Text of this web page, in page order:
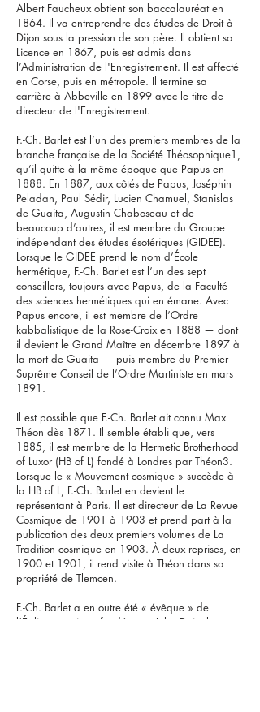
Albert Faucheux obtient son baccalauréat en
1864. Il va entreprendre des études de Droit à
Dijon sous la pression de son père. Il obtient sa
Licence en 1867, puis est admis dans
l’Administration de l'Enregistrement. Il est affecté
en Corse, puis en métropole. Il termine sa
carrière à Abbeville en 1899 avec le titre de
directeur de l'Enregistrement.
F.-Ch. Barlet est l’un des premiers membres de la
branche française de la Société Théosophique1,
qu’il quitte à la même époque que Papus en
1888. En 1887, aux côtés de Papus, Joséphin
Peladan, Paul Sédir, Lucien Chamuel, Stanislas
de Guaita, Augustin Chaboseau et de
beaucoup d’autres, il est membre du Groupe
indépendant des études ésotériques (GIDEE).
Lorsque le GIDEE prend le nom d’École
hermétique, F.-Ch. Barlet est l’un des sept
conseillers, toujours avec Papus, de la Faculté
des sciences hermétiques qui en émane. Avec
Papus encore, il est membre de l’Ordre
kabbalistique de la Rose-Croix en 1888 — dont
il devient le Grand Maître en décembre 1897 à
la mort de Guaita — puis membre du Premier
Suprême Conseil de l’Ordre Martiniste en mars
1891.
Il est possible que F.-Ch. Barlet ait connu Max
Théon dès 1871. Il semble établi que, vers
1885, il est membre de la Hermetic Brotherhood
of Luxor (HB of L) fondé à Londres par Théon3.
Lorsque le « Mouvement cosmique » succède à
la HB of L, F.-Ch. Barlet en devient le
représentant à Paris. Il est directeur de La Revue
Cosmique de 1901 à 1903 et prend part à la
publication des deux premiers volumes de La
Tradition cosmique en 1903. À deux reprises, en
1900 et 1901, il rend visite à Théon dans sa
propriété de Tlemcen.
F.-Ch. Barlet a en outre été « évêque » de
l’Église gnostique fondée par Jules Doinel en